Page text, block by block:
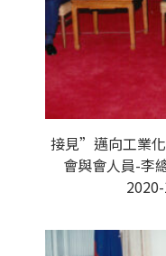
接見”邁向工業
會與會人員-李